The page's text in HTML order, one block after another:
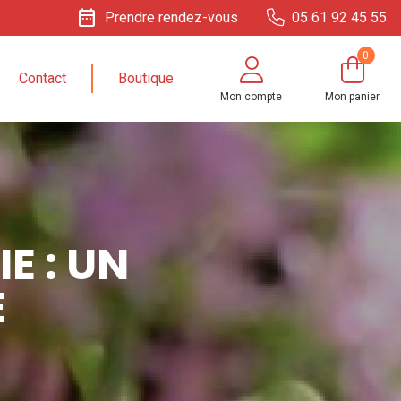
date_range Prendre rendez-vous 05 61 92 45 55
Contact Boutique
Mon compte
0
Mon panier
: UN